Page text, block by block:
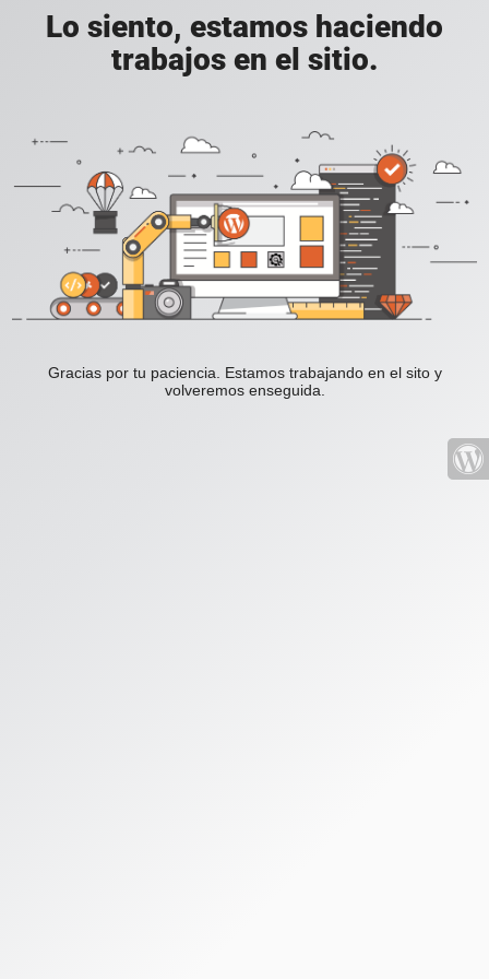
Lo siento, estamos haciendo
trabajos en el sitio.
Gracias por tu paciencia. Estamos trabajando en el sito y
volveremos enseguida.